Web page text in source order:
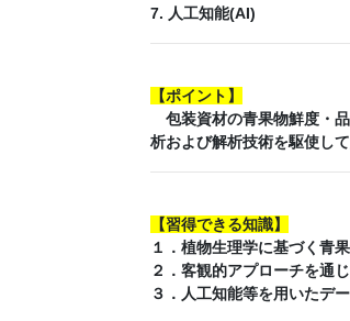
7. 人工知能(AI)
【ポイント】
包装資材の青果物鮮度・
析および解析技術を駆使し
【習得できる知識】
１．植物生理学に基づく青
２．客観的アプローチを通
３．人工知能等を用いたデ